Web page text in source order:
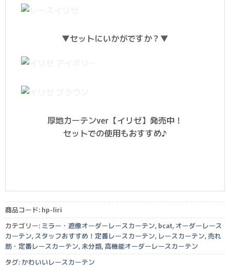
▼セットにいかがですか？▼
厚地カーテンver【イリゼ】発売中！
セットでの使用もおすすめ♪
商品コード: hp-liri
カテゴリー: ミラー・遮像オーダーレースカーテン, bcat, オーダーレース
カーテン, スタッフおすすめ！定番レースカーテン, レースカーテン,売れ
筋・定番レースカーテン,未分類,高機能オーダーレースカーテン
タグ: かわいいレースカーテン